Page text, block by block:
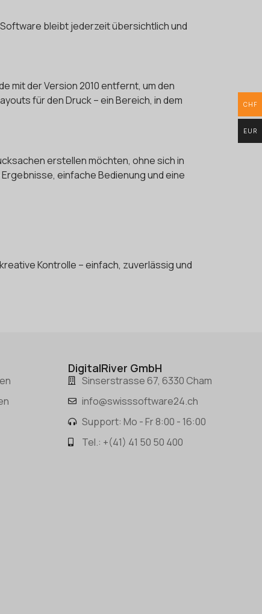
bleibt jederzeit übersichtlich und
mit der Version 2010 entfernt, um den
für den Druck – ein Bereich, in dem
erstellen möchten, ohne sich in
einfache Bedienung und eine
Kontrolle – einfach, zuverlässig und
DigitalRiver GmbH
Sinserstrasse 67, 6330 Cham
info@swisssoftware24.ch
Support: Mo - Fr 8:00 - 16:00
Tel.: +(41) 41 50 50 400
CHF
EUR